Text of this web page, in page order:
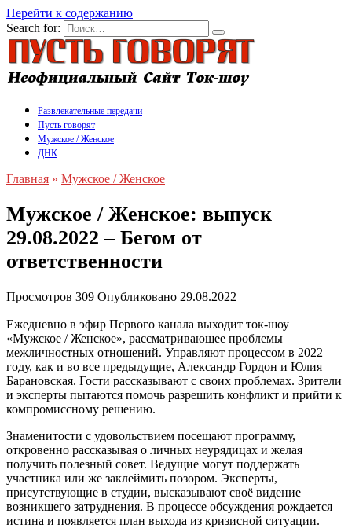
Перейти к содержанию
Search for:
Развлекательные передачи
Пусть говорят
Мужское / Женское
ДНК
Главная » Мужское / Женское
Мужское / Женское: выпуск
29.08.2022 – Бегом от
ответственности
Просмотров 309 Опубликовано 29.08.2022
Ежедневно в эфир Первого канала выходит ток-шоу
«Мужское / Женское», рассматривающее проблемы
межличностных отношений. Управляют процессом в 2022
году, как и во все предыдущие, Александр Гордон и Юлия
Барановская. Гости рассказывают с своих проблемах. Зрители
и эксперты пытаются помочь разрешить конфликт и прийти к
компромиссному решению.
Знаменитости с удовольствием посещают программу,
откровенно рассказывая о личных неурядицах и желая
получить полезный совет. Ведущие могут поддержать
участника или же заклеймить позором. Эксперты,
присутствующие в студии, высказывают своё видение
возникшего затруднения. В процессе обсуждения рождается
истина и появляется план выхода из кризисной ситуации.